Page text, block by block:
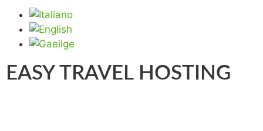
EASY TRAVEL HOSTING